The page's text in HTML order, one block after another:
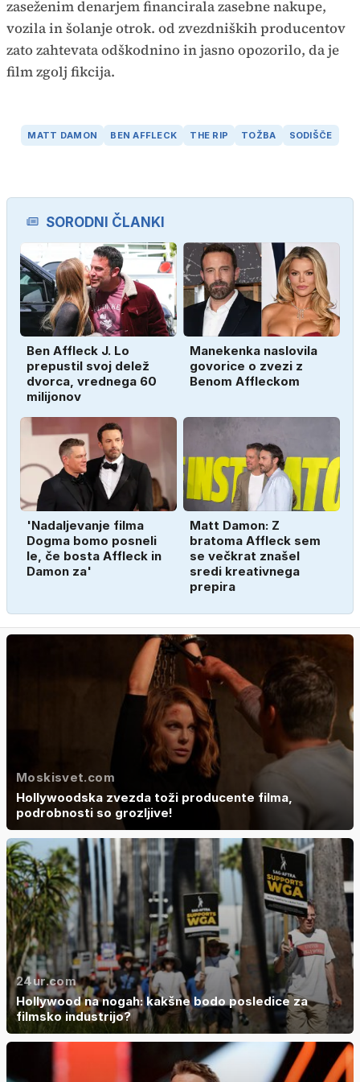
zaseženim denarjem financirala zasebne nakupe,
vozila in šolanje otrok. od zvezdniških producentov
zato zahtevata odškodnino in jasno opozorilo, da je
film zgolj fikcija.
MATT DAMON BEN AFFLECK THE RIP TOŽBA SODIŠČE
SORODNI ČLANKI
Ben Affleck J. Lo
prepustil svoj delež
dvorca, vrednega 60
milijonov
Manekenka naslovila
govorice o zvezi z
Benom Affleckom
'Nadaljevanje filma
Dogma bomo posneli
le, če bosta Affleck in
Damon za'
Matt Damon: Z
bratoma Affleck sem
se večkrat znašel
sredi kreativnega
prepira
Moskisvet.com
Hollywoodska zvezda toži producente filma,
podrobnosti so grozljive!
24ur.com
Hollywood na nogah: kakšne bodo posledice za
filmsko industrijo?